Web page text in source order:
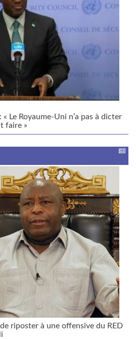
Le Royaume-Uni n’a pas à dicter
faire »
riposter à une offensive du RED